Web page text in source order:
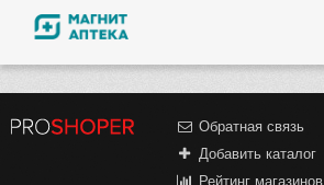
Обратная связь
Добавить каталог
Рейтинг магазинов